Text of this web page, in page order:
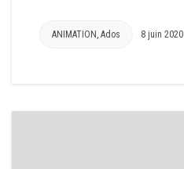
ANIMATION Ados 8 juin 2020